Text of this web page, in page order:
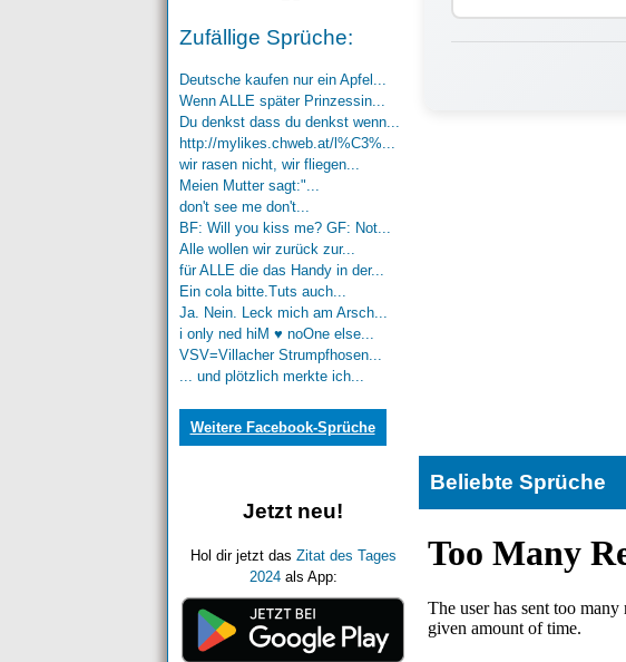
Zufällige Sprüche:
Deutsche kaufen nur ein Apfel...
Wenn ALLE später Prinzessin...
Du denkst dass du denkst wenn...
http://mylikes.chweb.at/l%C3%...
wir rasen nicht, wir fliegen...
Meien Mutter sagt:"...
don't see me don't...
BF: Will you kiss me? GF: Not...
Alle wollen wir zurück zur...
für ALLE die das Handy in der...
Ein cola bitte.Tuts auch...
Ja. Nein. Leck mich am Arsch...
i only ned hiM ♥ noOne else...
VSV=Villacher Strumpfhosen...
... und plötzlich merkte ich...
Weitere Facebook-Sprüche
Jetzt neu!
Hol dir jetzt das Zitat des Tages
2024als App:
Beliebte Sprüche